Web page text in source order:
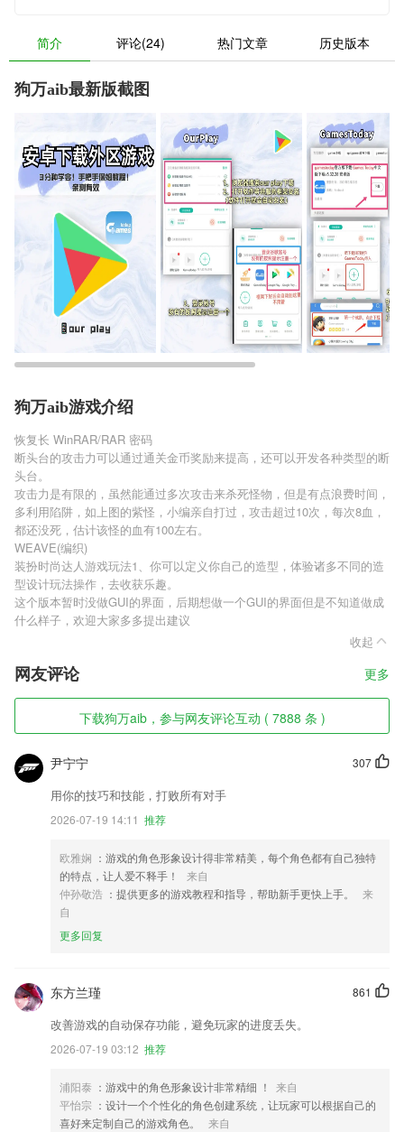
简介 评论(24) 热门文章 历史版本
狗万aib最新版截图
狗万aib游戏介绍
恢复长 WinRAR/RAR 密码
断头台的攻击力可以通过通关金币奖励来提高，还可以开发各种类型的断
头台。
攻击力是有限的，虽然能通过多次攻击来杀死怪物，但是有点浪费时间，
多利用陷阱，如上图的紫怪，小编亲自打过，攻击超过10次，每次8血，
都还没死，估计该怪的血有100左右。
WEAVE(编织)
装扮时尚达人游戏玩法1、你可以定义你自己的造型，体验诸多不同的造
型设计玩法操作，去收获乐趣。
这个版本暂时没做GUI的界面，后期想做一个GUI的界面但是不知道做成
什么样子，欢迎大家多多提出建议
收起
网友评论 更多
下载狗万aib，参与网友评论互动 ( 7888 条 )
307
尹宁宁
用你的技巧和技能，打败所有对手
2026-07-19 14:11 推荐
欧雅娴 ：游戏的角色形象设计得非常精美，每个角色都有自己独特
的特点，让人爱不释手！
来自
仲孙敬浩 ：提供更多的游戏教程和指导，帮助新手更快上手。
来
自
更多回复
861
东方兰瑾
改善游戏的自动保存功能，避免玩家的进度丢失。
2026-07-19 03:12 推荐
浦阳泰 ：游戏中的角色形象设计非常精细 ！
来自
平怡宗 ：设计一个个性化的角色创建系统，让玩家可以根据自己的
喜好来定制自己的游戏角色。
来自